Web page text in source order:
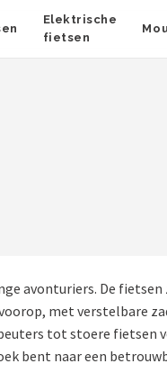
Elektrische
fietsen
avonturiers. De
met verstelbare
tot stoere fietsen
bent naar een